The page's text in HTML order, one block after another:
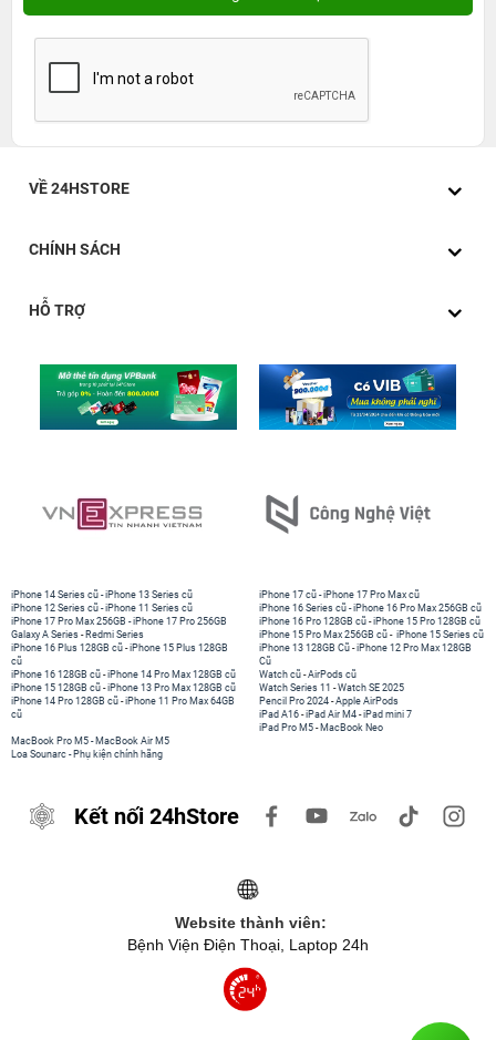
VỀ 24HSTORE
CHÍNH SÁCH
HỖ TRỢ
iPhone 14 Series cũ -iPhone 13 Series cũ
iPhone 12 Series cũ -iPhone 11 Series cũ
iPhone 17 Pro Max 256GB -iPhone 17 Pro 256GB
Galaxy A Series - Redmi Series
iPhone 17 cũ -iPhone 17 Pro Max cũ
iPhone 16 Series cũ - iPhone 16 Pro Max 256GB cũ
iPhone 16 Pro 128GB cũ -iPhone 15 Pro 128GB cũ
iPhone 15 Pro Max 256GB cũ - iPhone 15 Series cũ
iPhone 16 Plus 128GB cũ -iPhone 15 Plus 128GB
cũ
iPhone 16 128GB cũ -iPhone 14 Pro Max 128GB cũ
iPhone 15 128GB cũ -iPhone 13 Pro Max 128GB cũ
iPhone 14 Pro 128GB cũ -iPhone 11 Pro Max 64GB
cũ
iPhone 13 128GB Cũ -iPhone 12 Pro Max 128GB
Cũ
Watch cũ -AirPods cũ
Watch Series 11 -Watch SE 2025
Pencil Pro 2024 -Apple AirPods
iPad A16 -iPad Air M4 -iPad mini 7
iPad Pro M5 - MacBook Neo
MacBook Pro M5 - MacBook Air M5
Loa Sounarc - Phụ kiện chính hãng
Kết nối 24hStore
Website thành viên:
Bệnh Viện Điện Thoại, Laptop 24h